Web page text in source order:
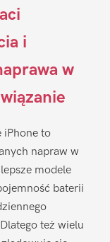
i
w
iPhone to
napraw w
modele
baterii
też wielu